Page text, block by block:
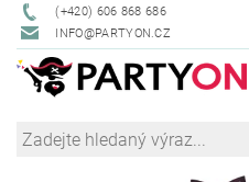
(+420) 606 868 686
INFO@PARTYON.CZ